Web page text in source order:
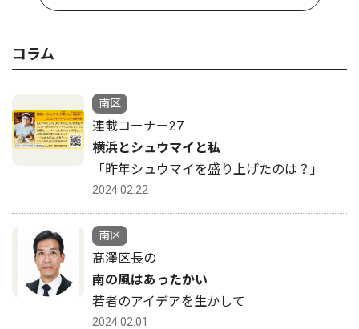
コラム
南区
連載コーナー27
横浜とシュウマイと私
「昨年シュウマイを盛り上げたのは？」
2024.02.22
南区
髙澤区長の
南の風はあったかい
若者のアイデアを生かして
2024.02.01